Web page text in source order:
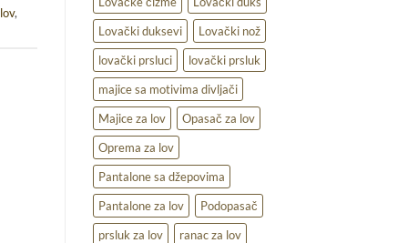
,
Lovački duksevi
Lovački nož
lovački prsluci
lovački prsluk
majice sa motivima divljači
Majice za lov
Opasač za lov
Oprema za lov
Pantalone sa džepovima
Pantalone za lov
Podopasač
prsluk za lov
ranac za lov